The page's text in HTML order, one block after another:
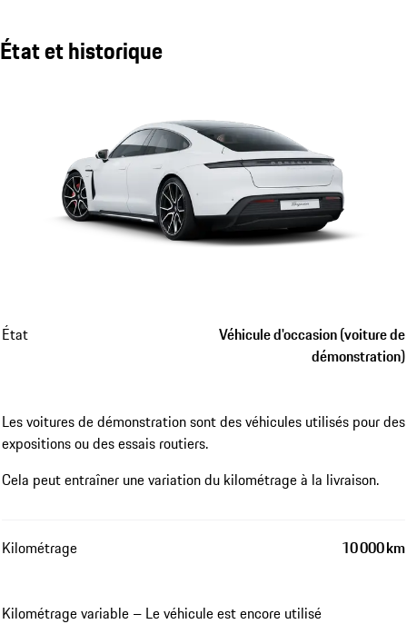
État et historique
État
Véhicule d'occasion (voiture de
démonstration)
Les voitures de démonstration sont des véhicules utilisés pour des
expositions ou des essais routiers.
Cela peut entraîner une variation du kilométrage à la livraison.
Kilométrage 10 000 km
Kilométrage variable – Le véhicule est encore utilisé